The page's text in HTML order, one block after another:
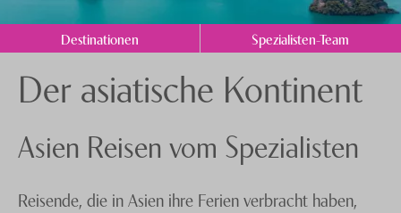
Hongkong
Indonesien
Kambodscha
Malaysia
Philippinen
Anfrage senden
Über uns
Feedback
Nachhaltigkeit
Datenschutz
knechtreisen
Destinationen Spezialisten-Team
Der asiatische Kontinent
Asien Reisen vom Spezialisten
Reisende, die in Asien ihre Ferien verbracht haben,